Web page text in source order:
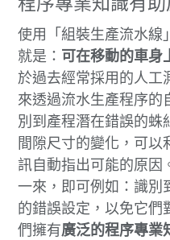
使用「組裝生產流水線
就是： 可在移動的車身
於過去經常採用的人工
來透過流水生產程序的
別到產程潛在錯誤的蛛
間隙尺寸的變化，可以
訊自動指出可能的原因
一來，即可例如：識別
的錯誤設定，以免它們
們擁有廣泛的程序專業